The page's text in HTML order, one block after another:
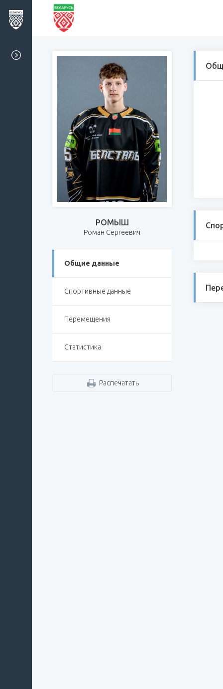
РОМЫШ
Роман Сергеевич
Общие данные
Спортивные данные
Перемещения
Статистика
Распечатать